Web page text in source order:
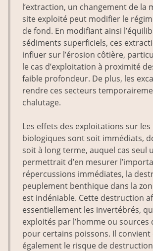
l’extraction, un changement de la
site exploité peut modifier le
de fond. En modifiant ainsi
sédiments superficiels, ces
influer sur l’érosion côtière,
le cas d’exploitation à proximité
faible profondeur. De plus, les
rendre ces secteurs
chalutage.
Les effets des exploitations sur
biologiques sont soit immédiats,
soit à long terme, auquel cas seul
permettrait d’en mesurer
répercussions immédiates, la
peuplement benthique dans la
est indéniable. Cette destruction
essentiellement les invertébrés,
exploités par l’homme ou
pour certains poissons. Il convient
également le risque de